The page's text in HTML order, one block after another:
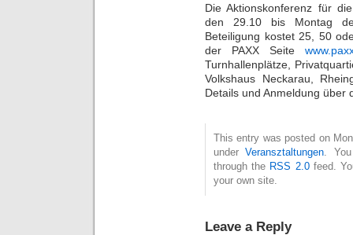
Die Aktionskonferenz für
den 29.10 bis Montag
Beteiligung kostet 25, 50
der PAXX Seite
Turnhallenplätze,
Volkshaus Neckarau,
Details und Anmeldung über
This entry was posted on
underVeransztaltungen .
through the RSS 2.0feed.
your own site.
Leave a Reply